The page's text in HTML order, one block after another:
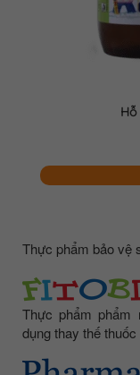
Thực phẩm bảo vệ
Thực phẩm phẩm
dụng thay thế